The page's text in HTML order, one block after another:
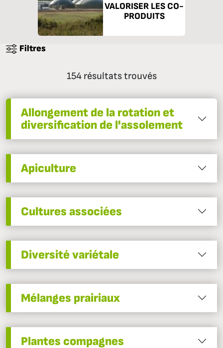
VALORISER LES CO-
PRODUITS
Filtres
154 résultats trouvés
Allongement de la rotation et
diversification de l'assolement
Apiculture
Cultures associées
Diversité variétale
Mélanges prairiaux
Plantes compagnes